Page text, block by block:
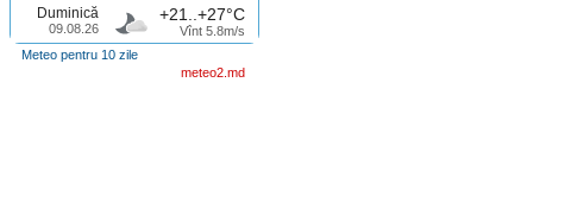
Duminică
09.08.26
+21..+27°C
Vînt 5.8m/s
Meteo pentru 10 zile
meteo2.md